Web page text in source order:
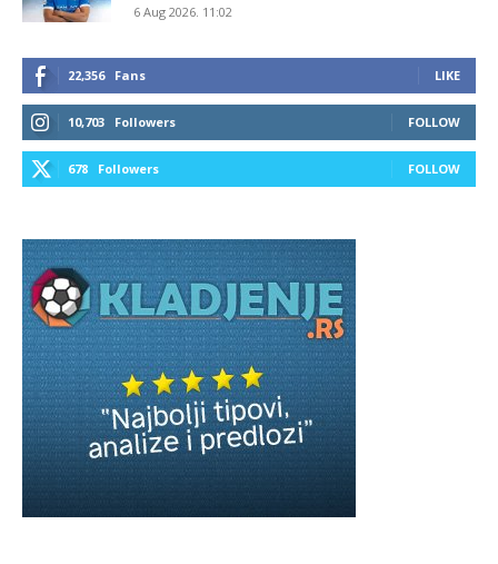
6 Aug 2026. 11:02
22,356 Fans LIKE
10,703 Followers FOLLOW
678 Followers FOLLOW